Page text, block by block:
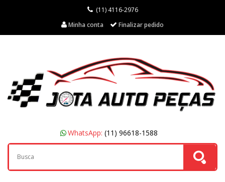
(11) 4116-2976
Minha conta
Finalizar pedido
WhatsApp: (11) 96618-1588